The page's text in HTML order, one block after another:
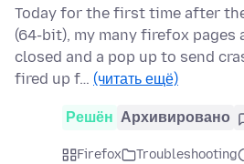
Today for the first time after
(64-bit), my many firefox pages
closed and a pop up to send
fired up f… (читать ещё)
Решён Архивировано
Firefox Troubleshooting